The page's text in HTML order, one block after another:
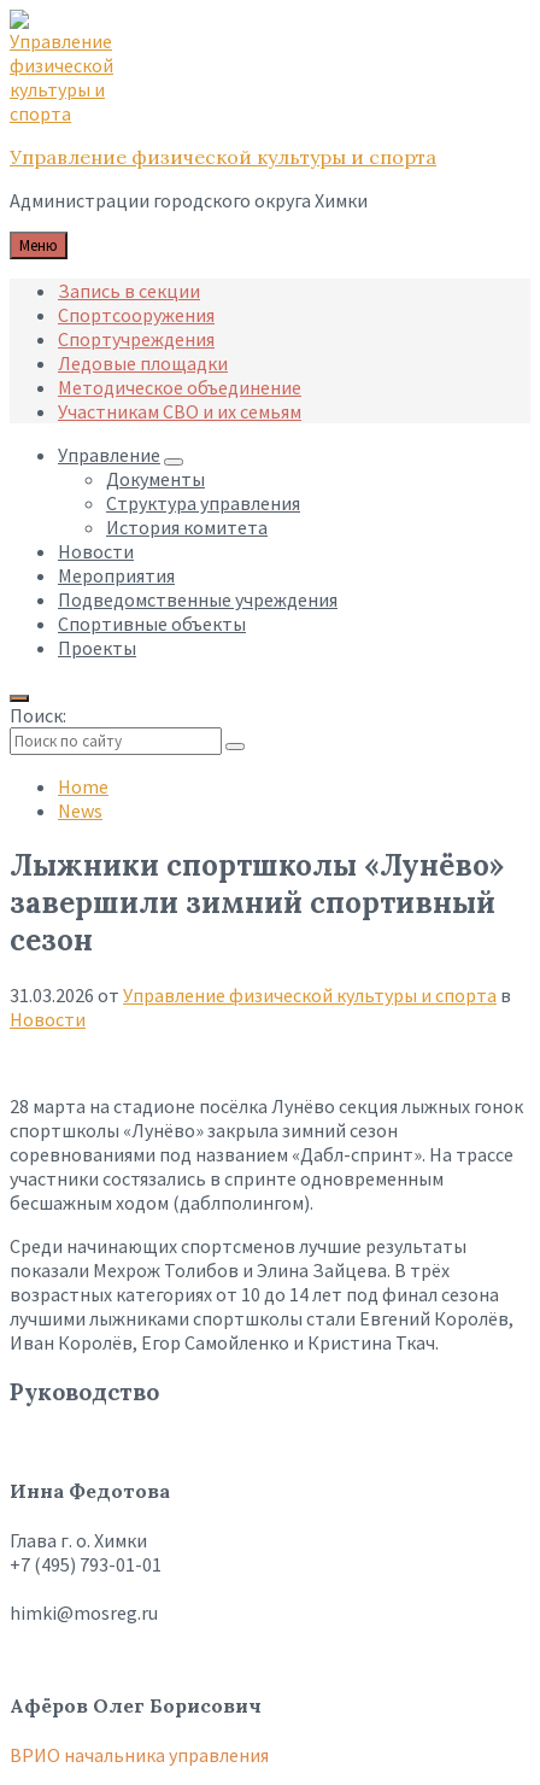
Skip
to
content
Skip
to
main
navigation
Skip
to
footer
Управление физической культуры и спорта
Администрации городского округа Химки
Меню
Запись в секции
Спортсооружения
Спортучреждения
Ледовые площадки
Методическое объединение
Участникам СВО и их семьям
Управление
Документы
Структура управления
История комитета
Новости
Мероприятия
Подведомственные учреждения
Спортивные объекты
Проекты
Поиск:
search
Home
News
Лыжники спортшколы «Лунёво»
завершили зимний спортивный
сезон
31.03.2026 от Управление физической культуры и спорта в
Новости
28 марта на стадионе посёлка Лунёво секция лыжных гонок
спортшколы «Лунёво» закрыла зимний сезон
соревнованиями под названием «Дабл-спринт». На трассе
участники состязались в спринте одновременным
бесшажным ходом (даблполингом).
Среди начинающих спортсменов лучшие результаты
показали Мехрож Толибов и Элина Зайцева. В трёх
возрастных категориях от 10 до 14 лет под финал сезона
лучшими лыжниками спортшколы стали Евгений Королёв,
Иван Королёв, Егор Самойленко и Кристина Ткач.
Руководство
Инна Федотова
Глава г. о. Химки
+7 (495) 793-01-01
himki@mosreg.ru
Афёров Олег Борисович
ВРИО начальника управления